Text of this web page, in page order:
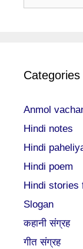
Categories
Anmol
Hindi notes
Hindi
Hindi poem
Hindi stories
Slogan
कहानी संग्रह
गीत संग्रह